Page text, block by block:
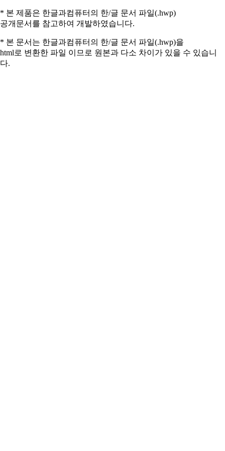
* 본 제품은 한글과컴퓨터의 한/글 문서 파일(.hwp)
공개문서를 참고하여 개발하였습니다.
* 본 문서는 한글과컴퓨터의 한/글 문서 파일(.hwp)을
html로 변환한 파일 이므로 원본과 다소 차이가 있을 수 있습니
다.